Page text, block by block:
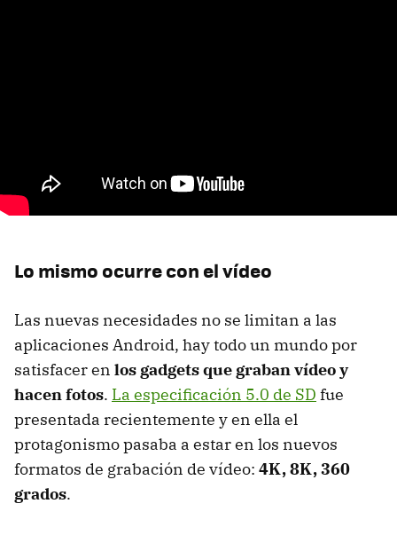
Lo mismo ocurre con el vídeo
Las nuevas necesidades no se limitan a las
aplicaciones Android, hay todo un mundo por
satisfacer en los gadgets que graban vídeo y
hacen fotos. La especificación 5.0 de SD fue
presentada recientemente y en ella el
protagonismo pasaba a estar en los nuevos
formatos de grabación de vídeo: 4K, 8K, 360
grados.